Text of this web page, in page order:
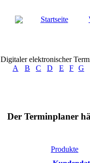
Startseite
Digitaler elektronischer
A
B C D E F G
Der Terminplaner
Produkte